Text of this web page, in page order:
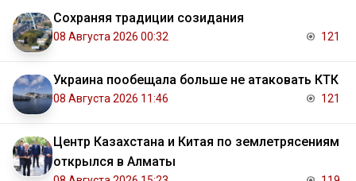
Сохраняя традиции созидания
08 Августа 2026 00:32 121
Украина пообещала больше не атаковать КТК
08 Августа 2026 11:46 121
Центр Казахстана и Китая по землетрясениям
открылся в Алматы